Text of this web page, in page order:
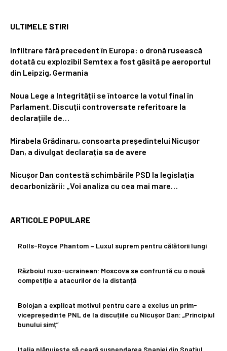
ULTIMELE STIRI
Infiltrare fără precedent în Europa: o dronă rusească
dotată cu explozibil Semtex a fost găsită pe aeroportul
din Leipzig, Germania
Noua Lege a Integrității se întoarce la votul final în
Parlament. Discuții controversate referitoare la
declarațiile de…
Mirabela Grădinaru, consoarta președintelui Nicușor
Dan, a divulgat declarația sa de avere
Nicușor Dan contestă schimbările PSD la legislația
decarbonizării: „Voi analiza cu cea mai mare…
ARTICOLE POPULARE
Rolls-Royce Phantom – Luxul suprem pentru călătorii lungi
Războiul ruso-ucrainean: Moscova se confruntă cu o nouă
competiție a atacurilor de la distanță
Bolojan a explicat motivul pentru care a exclus un prim-
vicepreședinte PNL de la discuțiile cu Nicușor Dan: „Principiul
bunului simț”
Italia plănuiește să ceară suspendarea Spaniei din Spațiul